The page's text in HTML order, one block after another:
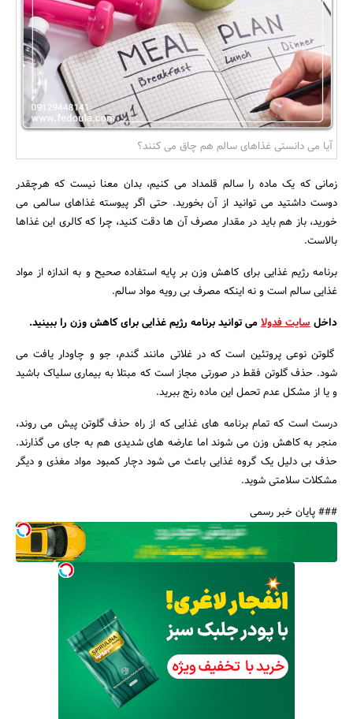
بانک، بیمه و سرمایه
مسکن و ساختمان
جستجو
آیا می دانستی غذاهای سالم هم چاق می کنند؟
زمانی که یک ماده را سالم قلمداد می کنیم، بدان معنا نیست که هرچقدر
دوست داشتید می‌ توانید از آن بخورید. حتی اگر پیوسته غذاهای سالمی می
‌خورید، باز هم باید در مقدار مصرف آن ها دقت کنید، چرا که کالری این غذاها
بالاست.
برنامه رژیم غذایی برای کاهش وزن بر پایه استفاده صحیح و به اندازه از مواد
غذایی سالم است و نه اینکه مصرف بی رویه مواد سالم.
داخلسایت فدولامی توانید برنامه رژیم غذایی برای کاهش وزن را ببینید.
گلوتن نوعی پروتئین است که در غلاتی مانند گندم، جو و چاودار یافت می
‌شود. حذف گلوتن فقط در صورتی مجاز است که مبتلا به بیماری سلیاک باشید
و یا از مشکل عدم تحمل این ماده رنج ببرید.
درست است که تمام برنامه ‌های غذایی که از راه حذف گلوتن پیش می‌ روند،
منجر به کاهش وزن می ‌شوند اما عارضه های شدیدی هم به جای می گذارند.
حذف بی ‌دلیل یک گروه غذایی باعث می ‌شود دچار کمبود مواد مغذی و دیگر
مشکلات سلامتی شوید.
### پایان خبر رسمی